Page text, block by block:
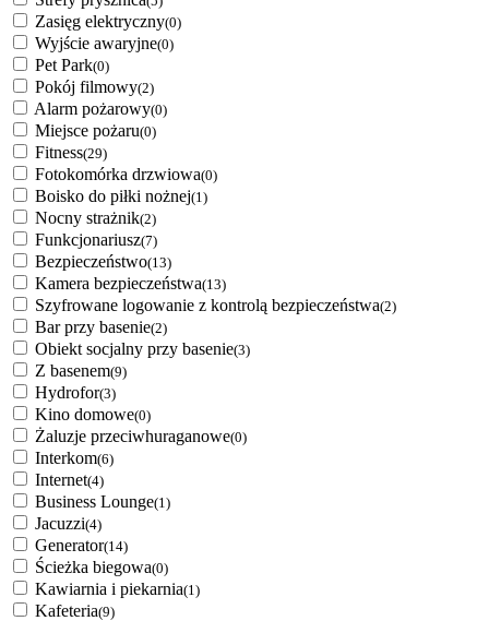
Zasięg elektryczny(0)
Wyjście awaryjne(0)
Pet Park(0)
Pokój filmowy(2)
Alarm pożarowy(0)
Miejsce pożaru(0)
Fitness(29)
Fotokomórka drzwiowa(0)
Boisko do piłki nożnej(1)
Nocny strażnik(2)
Funkcjonariusz(7)
Bezpieczeństwo(13)
Kamera bezpieczeństwa(13)
Szyfrowane logowanie z kontrolą bezpieczeństwa(2)
Bar przy basenie(2)
Obiekt socjalny przy basenie(3)
Z basenem(9)
Hydrofor(3)
Kino domowe(0)
Żaluzje przeciwhuraganowe(0)
Interkom(6)
Internet(4)
Business Lounge(1)
Jacuzzi(4)
Generator(14)
Ścieżka biegowa(0)
Kawiarnia i piekarnia(1)
Kafeteria(9)